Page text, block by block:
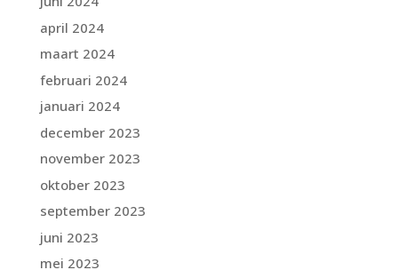
april 2024
maart 2024
februari 2024
januari 2024
december 2023
november 2023
oktober 2023
september 2023
juni 2023
mei 2023